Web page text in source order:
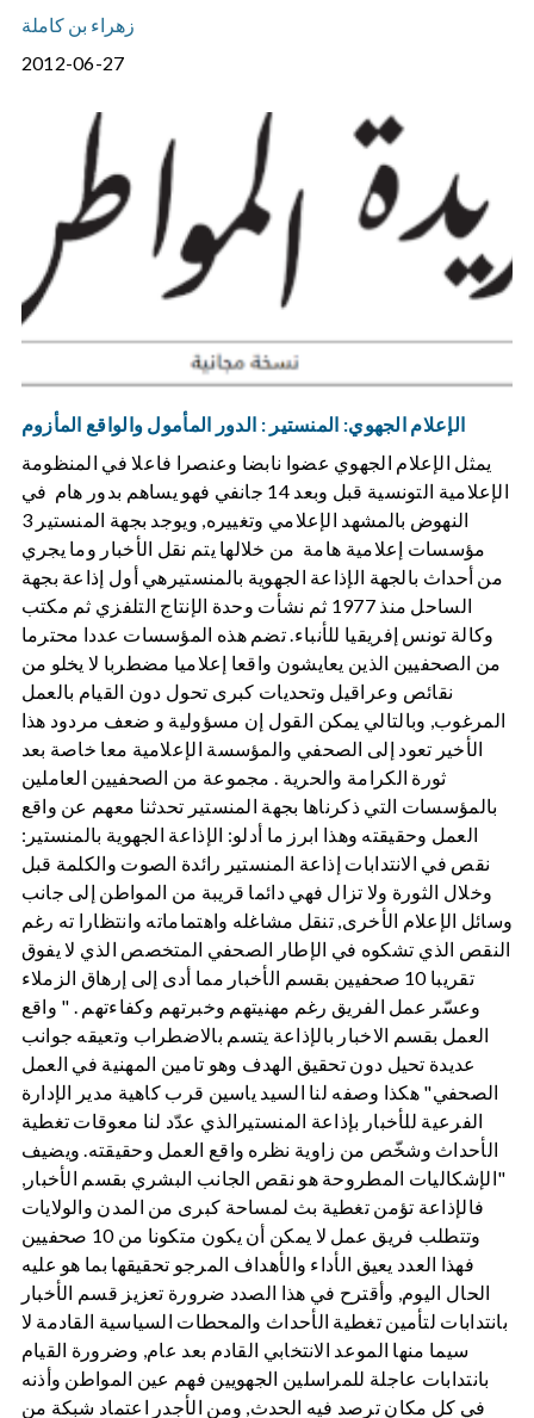
زهراء بن كاملة
2012-06-27
الإعلام الجهوي: المنستير : الدور المأمول والواقع المأزوم
يمثل الإعلام الجهوي عضوا نابضا وعنصرا فاعلا في المنظومة
الإعلامية التونسية قبل وبعد 14 جانفي فهو يساهم بدور هام في
النهوض بالمشهد الإعلامي وتغييره, ويوجد بجهة المنستير 3
مؤسسات إعلامية هامة من خلالها يتم نقل الأخبار وما يجري
من أحداث بالجهة الإذاعة الجهوية بالمنستيرهي أول إذاعة بجهة
الساحل منذ 1977 ثم نشأت وحدة الإنتاج التلفزي ثم مكتب
وكالة تونس إفريقيا للأنباء. تضم هذه المؤسسات عددا محترما
من الصحفيين الذين يعايشون واقعا إعلاميا مضطربا لا يخلو من
نقائص وعراقيل وتحديات كبرى تحول دون القيام بالعمل
المرغوب, وبالتالي يمكن القول إن مسؤولية و ضعف مردود هذا
الأخير تعود إلى الصحفي والمؤسسة الإعلامية معا خاصة بعد
ثورة الكرامة والحرية . مجموعة من الصحفيين العاملين
بالمؤسسات التي ذكرناها بجهة المنستير تحدثنا معهم عن واقع
العمل وحقيقته وهذا ابرز ما أدلو: الإذاعة الجهوية بالمنستير:
نقص في الانتدابات إذاعة المنستير رائدة الصوت والكلمة قبل
وخلال الثورة ولا تزال فهي دائما قريبة من المواطن إلى جانب
وسائل الإعلام الأخرى, تنقل مشاغله واهتماماته وانتظارا ته رغم
النقص الذي تشكوه في الإطار الصحفي المتخصص الذي لا يفوق
تقريبا 10 صحفيين بقسم الأخبار مما أدى إلى إرهاق الزملاء
وعسّر عمل الفريق رغم مهنيتهم وخبرتهم وكفاءتهم . " واقع
العمل بقسم الاخبار بالإذاعة يتسم بالاضطراب وتعيقه جوانب
عديدة تحيل دون تحقيق الهدف وهو تامين المهنية في العمل
الصحفي" هكذا وصفه لنا السيد ياسين قرب كاهية مدير الإدارة
الفرعية للأخبار بإذاعة المنستيرالذي عدّد لنا معوقات تغطية
الأحداث وشخّص من زاوية نظره واقع العمل وحقيقته. ويضيف
"الإشكاليات المطروحة هو نقص الجانب البشري بقسم الأخبار,
فالإذاعة تؤمن تغطية بث لمساحة كبرى من المدن والولايات
وتتطلب فريق عمل لا يمكن أن يكون متكونا من 10 صحفيين
فهذا العدد يعيق الأداء والأهداف المرجو تحقيقها بما هو عليه
الحال اليوم, وأقترح في هذا الصدد ضرورة تعزيز قسم الأخبار
بانتدابات لتأمين تغطية الأحداث والمحطات السياسية القادمة لا
سيما منها الموعد الانتخابي القادم بعد عام, وضرورة القيام
بانتدابات عاجلة للمراسلين الجهويين فهم عين المواطن وأذنه
في كل مكان ترصد فيه الحدث, ومن الأجدر اعتماد شبكة من